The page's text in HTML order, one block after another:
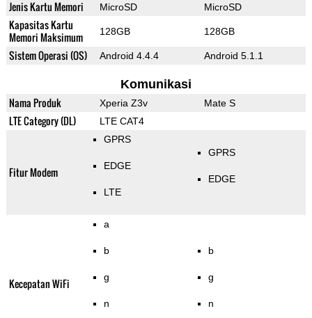
Jenis Kartu Memori MicroSD MicroSD
Kapasitas Kartu
Memori Maksimum
128GB 128GB
Sistem Operasi (OS) Android 4.4.4 Android 5.1.1
Komunikasi
Nama Produk Xperia Z3v Mate S
LTE Category (DL) LTE CAT4
Fitur Modem
GPRS
EDGE
LTE
GPRS
EDGE
Kecepatan WiFi
a
b
g
n
b
g
n